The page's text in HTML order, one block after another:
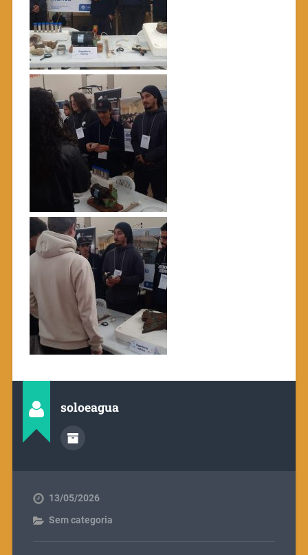
soloeagua
13/05/2026
Sem categoria